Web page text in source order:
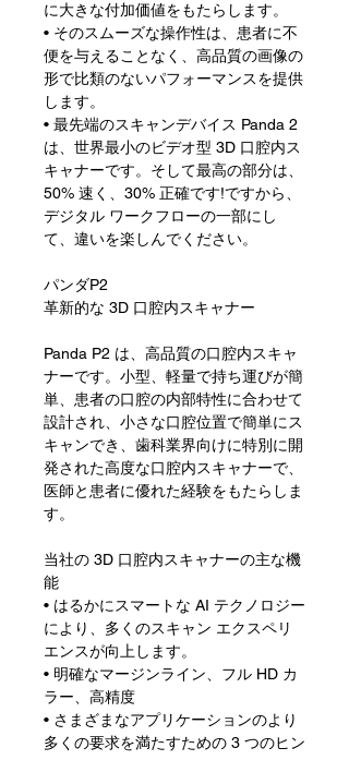
に大きな付加価値をもたらします。
• そのスムーズな操作性は、患者に不
便を与えることなく、高品質の画像の
形で比類のないパフォーマンスを提供
します。
• 最先端のスキャンデバイス Panda 2
は、世界最小のビデオ型 3D 口腔内ス
キャナーです。そして最高の部分は、
50% 速く、30% 正確です!ですから、
デジタル ワークフローの一部にし
て、違いを楽しんでください。
パンダP2
革新的な 3D 口腔内スキャナー
Panda P2 は、高品質の口腔内スキャ
ナーです。小型、軽量で持ち運びが簡
単、患者の口腔の内部特性に合わせて
設計され、小さな口腔位置で簡単にス
キャンでき、歯科業界向けに特別に開
発された高度な口腔内スキャナーで、
医師と患者に優れた経験をもたらしま
す。
当社の 3D 口腔内スキャナーの主な機
能
• はるかにスマートな AI テクノロジー
により、多くのスキャン エクスペリ
エンスが向上します。
• 明確なマージンライン、フル HD カ
ラー、高精度
• さまざまなアプリケーションのより
多くの要求を満たすための 3 つのヒン